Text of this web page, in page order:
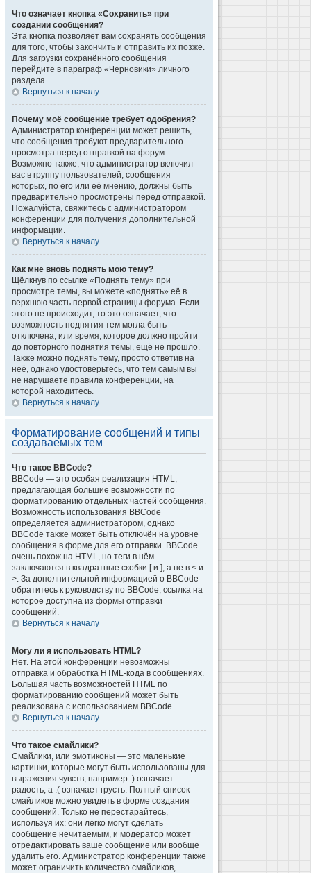
Что означает кнопка «Сохранить» при
создании сообщения?
Эта кнопка позволяет вам сохранять сообщения
для того, чтобы закончить и отправить их позже.
Для загрузки сохранённого сообщения
перейдите в параграф «Черновики» личного
раздела.
Вернуться к началу
Почему моё сообщение требует одобрения?
Администратор конференции может решить,
что сообщения требуют предварительного
просмотра перед отправкой на форум.
Возможно также, что администратор включил
вас в группу пользователей, сообщения
которых, по его или её мнению, должны быть
предварительно просмотрены перед отправкой.
Пожалуйста, свяжитесь с администратором
конференции для получения дополнительной
информации.
Вернуться к началу
Как мне вновь поднять мою тему?
Щёлкнув по ссылке «Поднять тему» при
просмотре темы, вы можете «поднять» её в
верхнюю часть первой страницы форума. Если
этого не происходит, то это означает, что
возможность поднятия тем могла быть
отключена, или время, которое должно пройти
до повторного поднятия темы, ещё не прошло.
Также можно поднять тему, просто ответив на
неё, однако удостоверьтесь, что тем самым вы
не нарушаете правила конференции, на
которой находитесь.
Вернуться к началу
Форматирование сообщений и типы
создаваемых тем
Что такое BBCode?
BBCode — это особая реализация HTML,
предлагающая большие возможности по
форматированию отдельных частей сообщения.
Возможность использования BBCode
определяется администратором, однако
BBCode также может быть отключён на уровне
сообщения в форме для его отправки. BBCode
очень похож на HTML, но теги в нём
заключаются в квадратные скобки [ и ], а не в < и
>. За дополнительной информацией о BBCode
обратитесь к руководству по BBCode, ссылка на
которое доступна из формы отправки
сообщений.
Вернуться к началу
Могу ли я использовать HTML?
Нет. На этой конференции невозможны
отправка и обработка HTML-кода в сообщениях.
Большая часть возможностей HTML по
форматированию сообщений может быть
реализована с использованием BBCode.
Вернуться к началу
Что такое смайлики?
Смайлики, или эмотиконы — это маленькие
картинки, которые могут быть использованы для
выражения чувств, например :) означает
радость, а :( означает грусть. Полный список
смайликов можно увидеть в форме создания
сообщений. Только не перестарайтесь,
используя их: они легко могут сделать
сообщение нечитаемым, и модератор может
отредактировать ваше сообщение или вообще
удалить его. Администратор конференции также
может ограничить количество смайликов,